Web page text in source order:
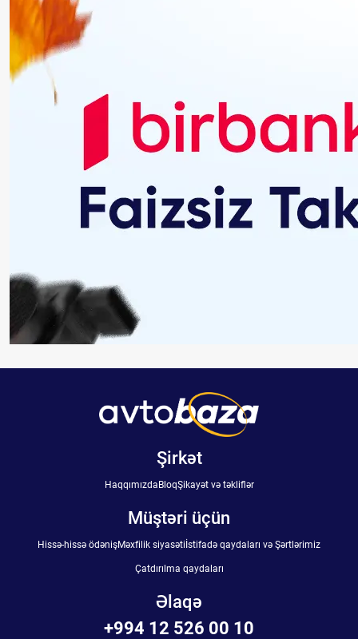
Şirkət
HaqqımızdaBloqŞikayət və təkliflər
Müştəri üçün
Hissə-hissə ödənişMəxfilik siyasətiİstifadə qaydaları və Şərtlərimiz
Çatdırılma qaydaları
Əlaqə
+994 12 526 00 10